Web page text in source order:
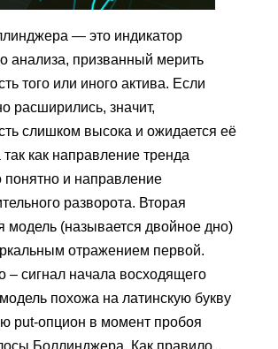
— это индикатор
анализа, призванный мерить
того или иного актива. Если
расширились, значит,
слишком высока и ожидается её
как направление тренда
понятно и направление
разворота. Вторая
модель (называется двойное дно)
отражением первой.
– сигнал начала восходящего
похожа на латинскую букву
put-опцион в момент пробоя
Боллинджера. Как правило,